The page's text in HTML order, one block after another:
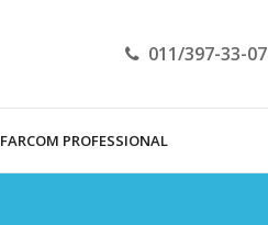
011/397-33-07
FARCOM PROFESSIONAL